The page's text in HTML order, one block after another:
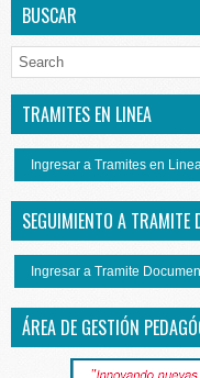
BUSCAR
TRAMITES EN LINEA
Ingresar a Tramites en
SEGUIMIENTO A TRAMITE
Ingresar a Tramite
ÁREA DE GESTIÓN